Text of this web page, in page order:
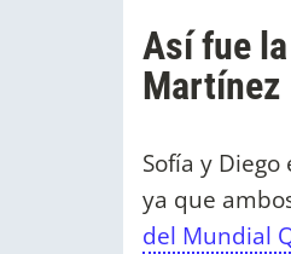
Así fue
Martínez
Sofía y
ya que
del Mundial